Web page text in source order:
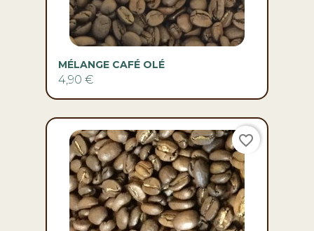
MÉLANGE CAFÉ OLÉ
4,90 €
favorite_border